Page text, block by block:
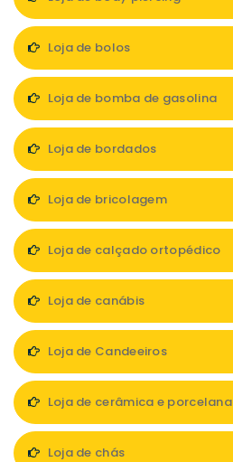
Loja de bolos
Loja de bomba de gasolina
Loja de bordados
Loja de bricolagem
Loja de calçado ortopédico
Loja de canábis
Loja de Candeeiros
Loja de cerâmica e porcelana
Loja de chás